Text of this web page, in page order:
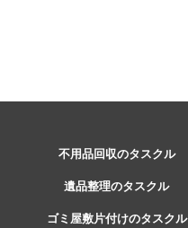
不用品回収のタスクル
遺品整理のタスクル
ゴミ屋敷片付けのタスクル